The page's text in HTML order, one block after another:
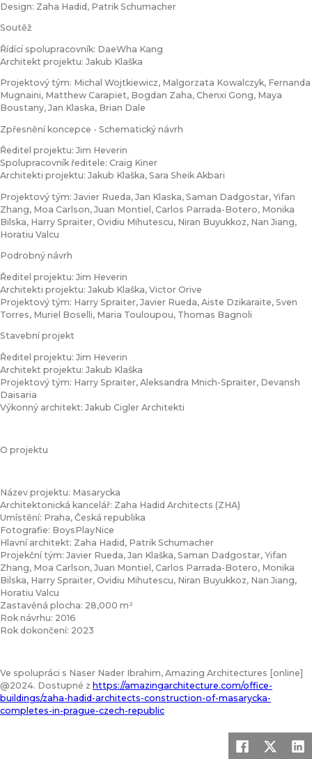
Design: Zaha Hadid, Patrik Schumacher
Soutěž
Řídící spolupracovník: DaeWha Kang
Architekt projektu: Jakub Klaška
Projektový tým: Michal Wojtkiewicz, Malgorzata Kowalczyk, Fernanda
Mugnaini, Matthew Carapiet, Bogdan Zaha, Chenxi Gong, Maya
Boustany, Jan Klaska, Brian Dale
Zpřesnění koncepce - Schematický návrh
Ředitel projektu: Jim Heverin
Spolupracovník ředitele: Craig Kiner
Architekti projektu: Jakub Klaška, Sara Sheik Akbari
Projektový tým: Javier Rueda, Jan Klaska, Saman Dadgostar, Yifan
Zhang, Moa Carlson, Juan Montiel, Carlos Parrada-Botero, Monika
Bilska, Harry Spraiter, Ovidiu Mihutescu, Niran Buyukkoz, Nan Jiang,
Horatiu Valcu
Podrobný návrh
Ředitel projektu: Jim Heverin
Architekti projektu: Jakub Klaška, Victor Orive
Projektový tým: Harry Spraiter, Javier Rueda, Aiste Dzikaraite, Sven
Torres, Muriel Boselli, Maria Touloupou, Thomas Bagnoli
Stavební projekt
Ředitel projektu: Jim Heverin
Architekt projektu: Jakub Klaška
Projektový tým: Harry Spraiter, Aleksandra Mnich-Spraiter, Devansh
Daisaria
Výkonný architekt: Jakub Cigler Architekti
O projektu
Název projektu: Masarycka
Architektonická kancelář: Zaha Hadid Architects (ZHA)
Umístění: Praha, Česká republika
Fotografie: BoysPlayNice
Hlavní architekt: Zaha Hadid, Patrik Schumacher
Projekční tým: Javier Rueda, Jan Klaška, Saman Dadgostar, Yifan
Zhang, Moa Carlson, Juan Montiel, Carlos Parrada-Botero, Monika
Bilska, Harry Spraiter, Ovidiu Mihutescu, Niran Buyukkoz, Nan Jiang,
Horatiu Valcu
Zastavěná plocha: 28,000 m²
Rok návrhu: 2016
Rok dokončení: 2023
Ve spolupráci s Naser Nader Ibrahim, Amazing Architectures [online]
@2024. Dostupné z https://amazingarchitecture.com/office-
buildings/zaha-hadid-architects-construction-of-masarycka-
completes-in-prague-czech-republic